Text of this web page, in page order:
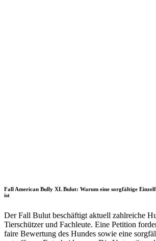
Fall American Bully XL Bulut: Warum eine sorgfältige
ist
Der Fall Bulut beschäftigt aktuell zahlreiche
Tierschützer und Fachleute. Eine Petition
faire Bewertung des Hundes sowie eine